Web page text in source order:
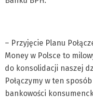
– Przyjęcie Planu
Money w Polsce to
do konsolidacji naszej
Połączymy w ten
bankowości